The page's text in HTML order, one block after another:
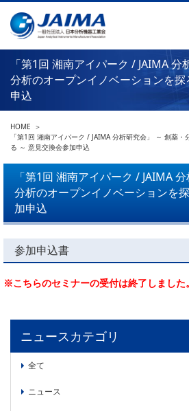
事業計画書
沿革
採用
パンフレット
JAIMAの取り組み
主な活動
分析機器・科学機器遺産認定
海外交流事業
製品含有化学物質規制 UPDATE
協力企業との適正取引の推進
分析用X線検査装置他PCB廃棄物処理について
会員会社
はじめに
電磁波(光)
Ｘ線
クロマトグラフ
質量分析
熱分析
磁気共鳴
電子線応用
バイオ関連
機器分析が支える、豊かな暮らしと産業
総論・各種分析法
食品
ライフサイエンス
「第1回 湘南アイパーク / JAIMA
分析のオープンイノベーションを
申込
HOME
「第1回 湘南アイパーク / JAIMA 分析研究会」 ～ 創薬
る ～ 意見交換会参加申込
「第1回 湘南アイパーク / JAIMA
分析のオープンイノベーションを
加申込
参加申込書
※こちらのセミナーの受付は終了しました
ニュースカテゴリ
全て
ニュース